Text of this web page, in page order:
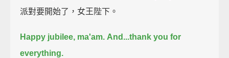
派對要開始了，女王陛下。
Happy jubilee, ma'am. And...thank you for
everything.